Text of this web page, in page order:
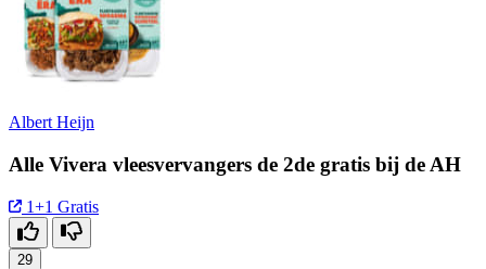
Albert Heijn
Alle Vivera vleesvervangers de 2de gratis bij de AH
1+1 Gratis
29